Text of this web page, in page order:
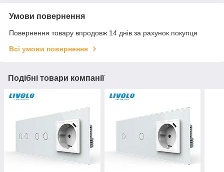
Умови повернення
Повернення товару впродовж 14 днів за рахунок покупця
Всі умови повернення
Подібні товари компанії